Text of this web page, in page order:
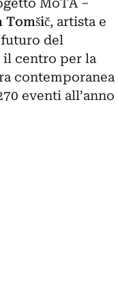
Tomšič, artista e
del
centro per la
contemporanea
eventi all’anno